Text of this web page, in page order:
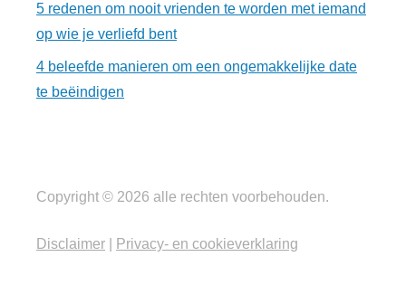
5 redenen om nooit vrienden te worden met iemand
op wie je verliefd bent
4 beleefde manieren om een ongemakkelijke date
te beëindigen
Copyright © 2026 alle rechten voorbehouden.
Disclaimer Privacy- en cookieverklaring